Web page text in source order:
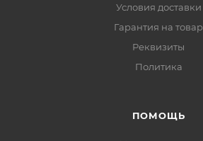
Условия доставки
Гарантия на товар
Реквизиты
Политика
ПОМОЩЬ